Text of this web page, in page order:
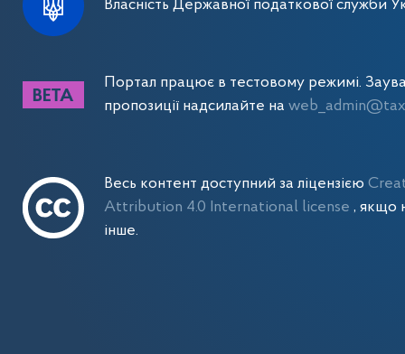
Власність Державної податкової служби
Портал працює в тестовому режимі.
пропозиції надсилайте на
Весь контент доступний за ліцензією
Attribution 4.0 International license , якщо
інше.